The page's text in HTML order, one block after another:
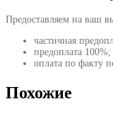
Предоставляем на ваш
частичная
предоплата 100%;
оплата по факту
Похожие